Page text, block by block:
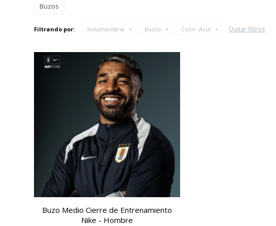
Buzos
Filtrando por: Indumentaria Buzos Color: Azul Quitar filtros
Buzo Medio Cierre de Entrenamiento
Nike - Hombre